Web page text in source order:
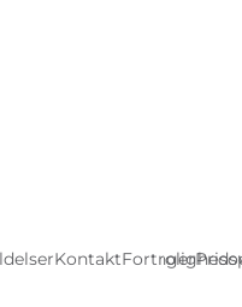
Behandlinger
Kontakt